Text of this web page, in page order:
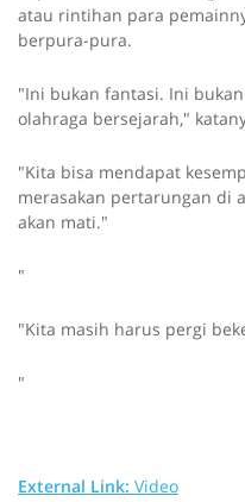
atau rintihan para
berpura-pura.
"Ini bukan fantasi. Ini bukan
olahraga bersejarah,"
"Kita bisa mendapat
merasakan pertarungan di
akan mati."
"
"Kita masih harus pergi
"
External Link: Video